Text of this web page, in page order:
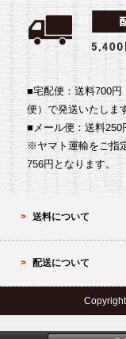
■宅配便：送料700円
便）で発送いたしま
■メール便：送料250
※ヤマト運輸をご指
756円となります。
送料について
配送について